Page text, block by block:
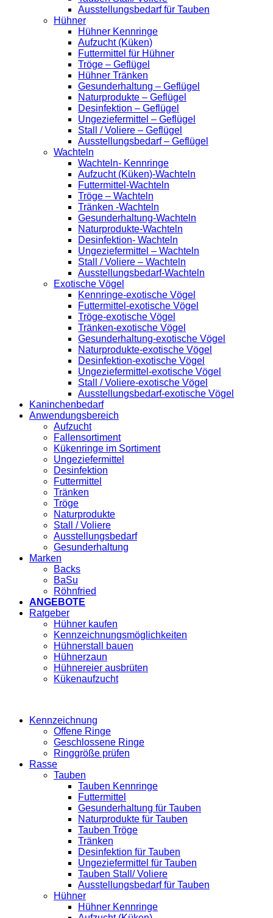
Ausstellungsbedarf für Tauben
Hühner
Hühner Kennringe
Aufzucht (Küken)
Futtermittel für Hühner
Tröge – Geflügel
Hühner Tränken
Gesunderhaltung – Geflügel
Naturprodukte – Geflügel
Desinfektion – Geflügel
Ungeziefermittel – Geflügel
Stall / Voliere – Geflügel
Ausstellungsbedarf – Geflügel
Wachteln
Wachteln- Kennringe
Aufzucht (Küken)-Wachteln
Futtermittel-Wachteln
Tröge – Wachteln
Tränken -Wachteln
Gesunderhaltung-Wachteln
Naturprodukte-Wachteln
Desinfektion- Wachteln
Ungeziefermittel – Wachteln
Stall / Voliere – Wachteln
Ausstellungsbedarf-Wachteln
Exotische Vögel
Kennringe-exotische Vögel
Futtermittel-exotische Vögel
Tröge-exotische Vögel
Tränken-exotische Vögel
Gesunderhaltung-exotische Vögel
Naturprodukte-exotische Vögel
Desinfektion-exotische Vögel
Ungeziefermittel-exotische Vögel
Stall / Voliere-exotische Vögel
Ausstellungsbedarf-exotische Vögel
Kaninchenbedarf
Anwendungsbereich
Aufzucht
Fallensortiment
Kükenringe im Sortiment
Ungeziefermittel
Desinfektion
Futtermittel
Tränken
Tröge
Naturprodukte
Stall / Voliere
Ausstellungsbedarf
Gesunderhaltung
Marken
Backs
BaSu
Röhnfried
ANGEBOTE
Ratgeber
Hühner kaufen
Kennzeichnungsmöglichkeiten
Hühnerstall bauen
Hühnerzaun
Hühnereier ausbrüten
Kükenaufzucht
Kennzeichnung
Offene Ringe
Geschlossene Ringe
Ringgröße prüfen
Rasse
Tauben
Tauben Kennringe
Futtermittel
Gesunderhaltung für Tauben
Naturprodukte für Tauben
Tauben Tröge
Tränken
Desinfektion für Tauben
Ungeziefermittel für Tauben
Tauben Stall/ Voliere
Ausstellungsbedarf für Tauben
Hühner
Hühner Kennringe